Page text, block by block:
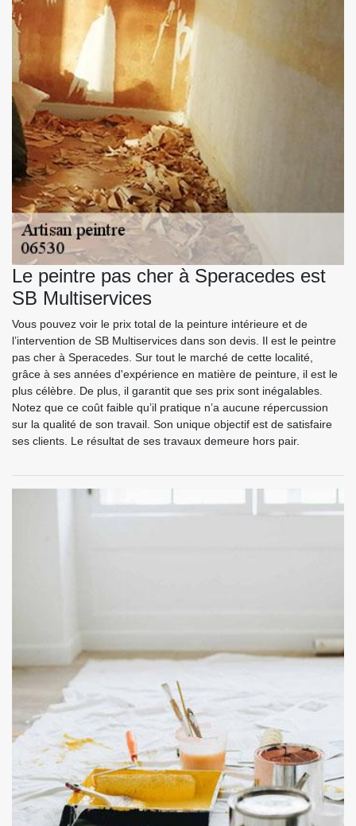
Le peintre pas cher à Speracedes est
SB Multiservices
Vous pouvez voir le prix total de la peinture intérieure et de
l’intervention de SB Multiservices dans son devis. Il est le peintre
pas cher à Speracedes. Sur tout le marché de cette localité,
grâce à ses années d'expérience en matière de peinture, il est le
plus célèbre. De plus, il garantit que ses prix sont inégalables.
Notez que ce coût faible qu’il pratique n’a aucune répercussion
sur la qualité de son travail. Son unique objectif est de satisfaire
ses clients. Le résultat de ses travaux demeure hors pair.